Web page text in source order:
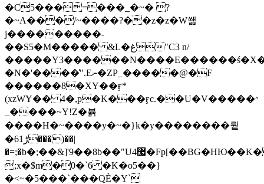
�C5���=���_�~� ?
�~A���/~����?��z�z�W쐛
j���������-
��Ѕ5�M����� &L�غ"C3 n/
�N�'����͗".Eނ�ZP_�����@�F
������8�XY��ӻ*
(xzWɎ�� 4�,p�K���ӻc.��U�V�����״
_����~Y!Z�뷹
����H�~����y�~�}k�y��������뤝
�6ڑ1���)��|
�=;�b�;��&]'9��8b��"U4޷�Fp[��BG�HЮ��K�o���;�:�$�gd~��x��������P�����̬�������\��W����$�J�=�Gq��*����3>=���E�W�;�gO�
;x�$m�0�`6 �K�o5��}
�<~�5���`���QЀ�Y`